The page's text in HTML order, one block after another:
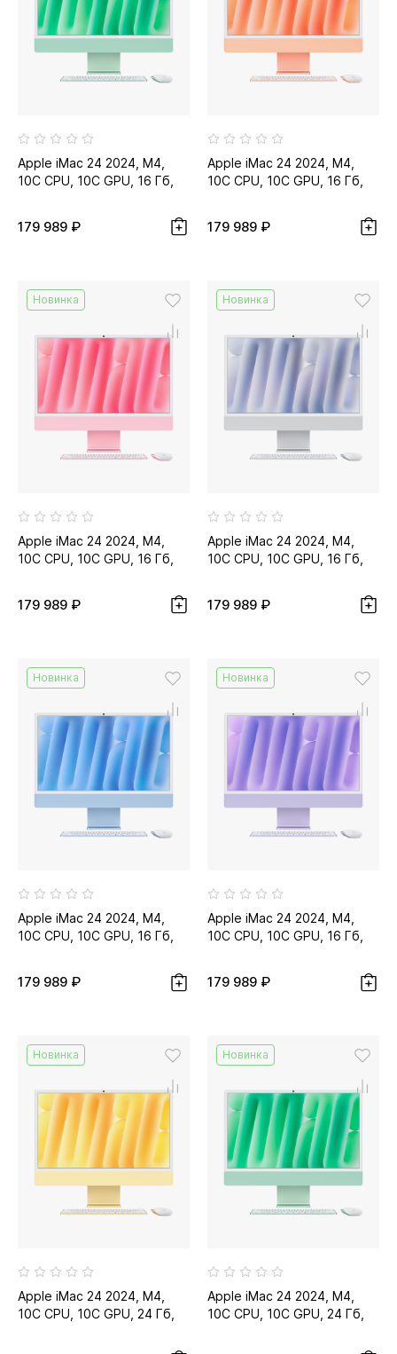
Apple iMac 24 2024, M4,
10C CPU, 10C GPU, 16 Гб,
179 989 ₽
Apple iMac 24 2024, M4,
10C CPU, 10C GPU, 16 Гб,
179 989 ₽
Новинка
Apple iMac 24 2024, M4,
10C CPU, 10C GPU, 16 Гб,
179 989 ₽
Новинка
Apple iMac 24 2024, M4,
10C CPU, 10C GPU, 16 Гб,
179 989 ₽
Новинка
Apple iMac 24 2024, M4,
10C CPU, 10C GPU, 16 Гб,
179 989 ₽
Новинка
Apple iMac 24 2024, M4,
10C CPU, 10C GPU, 16 Гб,
179 989 ₽
Новинка
Apple iMac 24 2024, M4,
10C CPU, 10C GPU, 24 Гб,
Новинка
Apple iMac 24 2024, M4,
10C CPU, 10C GPU, 24 Гб,